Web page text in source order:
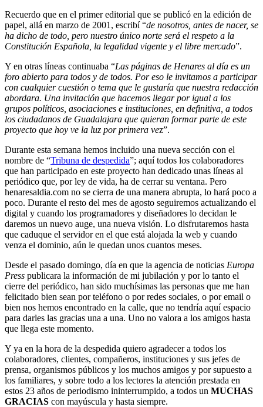
Recuerdo que en el primer editorial que se publicó en la edición de
papel, allá en marzo de 2001, escribí “de nosotros, antes de nacer, se
ha dicho de todo, pero nuestro único norte será el respeto a la
Constitución Española, la legalidad vigente y el libre mercado”.
Y en otras líneas continuaba “Las páginas de Henares al día es un
foro abierto para todos y de todos. Por eso le invitamos a participar
con cualquier cuestión o tema que le gustaría que nuestra redacción
abordara. Una invitación que hacemos llegar por igual a los
grupos políticos, asociaciones e instituciones, en definitiva, a todos
los ciudadanos de Guadalajara que quieran formar parte de este
proyecto que hoy ve la luz por primera vez”.
Durante esta semana hemos incluido una nueva sección con el
nombre de “Tribuna de despedida”; aquí todos los colaboradores
que han participado en este proyecto han dedicado unas líneas al
periódico que, por ley de vida, ha de cerrar su ventana. Pero
henaresaldia.com no se cierra de una manera abrupta, lo hará poco a
poco. Durante el resto del mes de agosto seguiremos actualizando el
digital y cuando los programadores y diseñadores lo decidan le
daremos un nuevo auge, una nueva visión. Lo disfrutaremos hasta
que caduque el servidor en el que está alojada la web y cuando
venza el dominio, aún le quedan unos cuantos meses.
Desde el pasado domingo, día en que la agencia de noticias Europa
Press publicara la información de mi jubilación y por lo tanto el
cierre del periódico, han sido muchísimas las personas que me han
felicitado bien sean por teléfono o por redes sociales, o por email o
bien nos hemos encontrado en la calle, que no tendría aquí espacio
para darles las gracias una a una. Uno no valora a los amigos hasta
que llega este momento.
Y ya en la hora de la despedida quiero agradecer a todos los
colaboradores, clientes, compañeros, instituciones y sus jefes de
prensa, organismos públicos y los muchos amigos y por supuesto a
los familiares, y sobre todo a los lectores la atención prestada en
estos 23 años de periodismo ininterrumpido, a todos un MUCHAS
GRACIAS con mayúscula y hasta siempre.